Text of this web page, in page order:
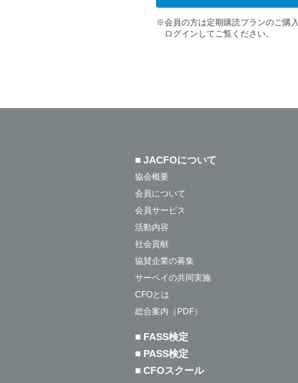
※会員の方は定期購読プランのご購
ログインしてご覧ください。
■ JACFOについて
協会概要
会員について
会員サービス
活動内容
社会貢献
協賛企業の募集
サーベイの共同実施
CFOとは
総合案内（PDF）
■ FASS検定
■ PASS検定
■ CFOスクール